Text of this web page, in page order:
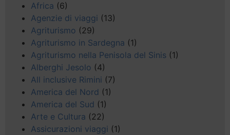
Africa (6)
Agenzie di viaggi (13)
Agriturismo (29)
Agriturismo in Sardegna (1)
Agriturismo nella Penisola del Sinis (1)
Alberghi Jesolo (4)
All inclusive Rimini (7)
America del Nord (1)
America del Sud (1)
Arte e Cultura (22)
Assicurazioni viaggi (1)